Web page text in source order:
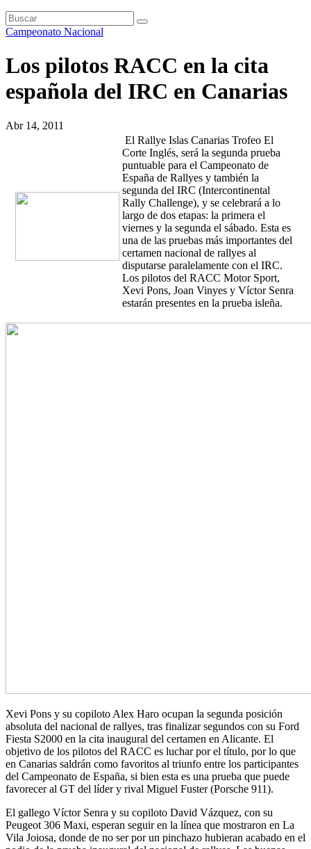
Campeonato Nacional
Los pilotos RACC en la cita
española del IRC en Canarias
Abr 14, 2011
El Rallye Islas Canarias Trofeo El
Corte Inglés, será la segunda prueba
puntuable para el Campeonato de
España de Rallyes y también la
segunda del IRC (Intercontinental
Rally Challenge), y se celebrará a lo
largo de dos etapas: la primera el
viernes y la segunda el sábado. Esta es
una de las pruebas más importantes del
certamen nacional de rallyes al
disputarse paralelamente con el IRC.
Los pilotos del RACC Motor Sport,
Xevi Pons, Joan Vinyes y Víctor Senra
estarán presentes en la prueba isleña.
Xevi Pons y su copiloto Alex Haro ocupan la segunda posición
absoluta del nacional de rallyes, tras finalizar segundos con su Ford
Fiesta S2000 en la cita inaugural del certamen en Alicante. El
objetivo de los pilotos del RACC es luchar por el título, por lo que
en Canarias saldrán como favoritos al triunfo entre los participantes
del Campeonato de España, si bien esta es una prueba que puede
favorecer al GT del líder y rival Miguel Fuster (Porsche 911).
El gallego Víctor Senra y su copiloto David Vázquez, con su
Peugeot 306 Maxi, esperan seguir en la línea que mostraron en La
Vila Joiosa, donde de no ser por un pinchazo hubieran acabado en el